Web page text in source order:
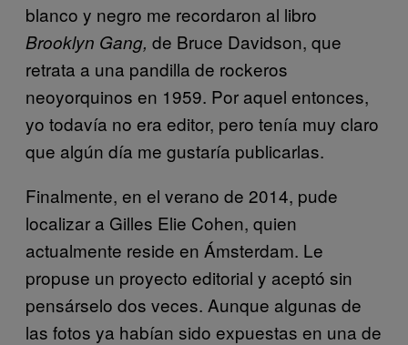
blanco y negro me recordaron al libro
Brooklyn Gang, de Bruce Davidson, que
retrata a una pandilla de rockeros
neoyorquinos en 1959. Por aquel entonces,
yo todavía no era editor, pero tenía muy claro
que algún día me gustaría publicarlas.
Finalmente, en el verano de 2014, pude
localizar a Gilles Elie Cohen, quien
actualmente reside en Ámsterdam. Le
propuse un proyecto editorial y aceptó sin
pensárselo dos veces. Aunque algunas de
las fotos ya habían sido expuestas en una de